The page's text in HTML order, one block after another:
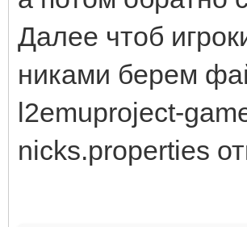
Далее чтоб
никами берем
l2emuproject-
nicks.properties